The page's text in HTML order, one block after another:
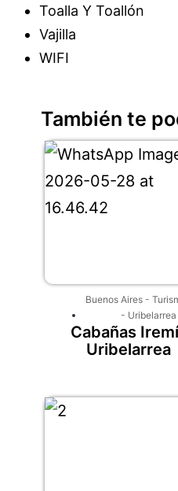
Toalla Y Toallón
Vajilla
WIFI
También te
Buenos Aires-
- Uribelarrea
Cabañas
Uribelarrea